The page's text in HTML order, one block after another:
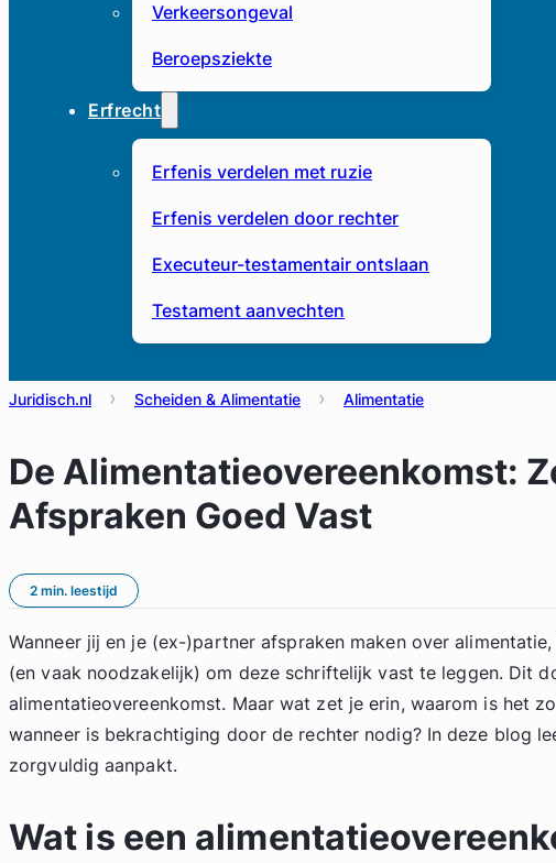
Verkeersongeval
Beroepsziekte
Erfrecht
Erfenis verdelen met ruzie
Erfenis verdelen door rechter
Executeur-testamentair ontslaan
Testament aanvechten
Juridisch.nl Scheiden & Alimentatie Alimentatie
De Alimentatieovereenkomst:
Afspraken Goed Vast
2 min. leestijd
Wanneer jij en je (ex-)partner afspraken maken over
(en vaak noodzakelijk) om deze schriftelijk vast te leggen. Dit
alimentatieovereenkomst. Maar wat zet je erin, waarom is het
wanneer is bekrachtiging door de rechter nodig? In deze blog
zorgvuldig aanpakt.
Wat is een